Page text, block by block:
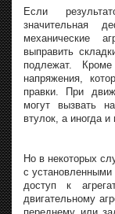
Если
значительная
механические
выправить
подлежат.
напряжения,
правки. При
могут вызвать
втулок, а иногда
Но в некоторых
с установленными
доступ к
двигательному